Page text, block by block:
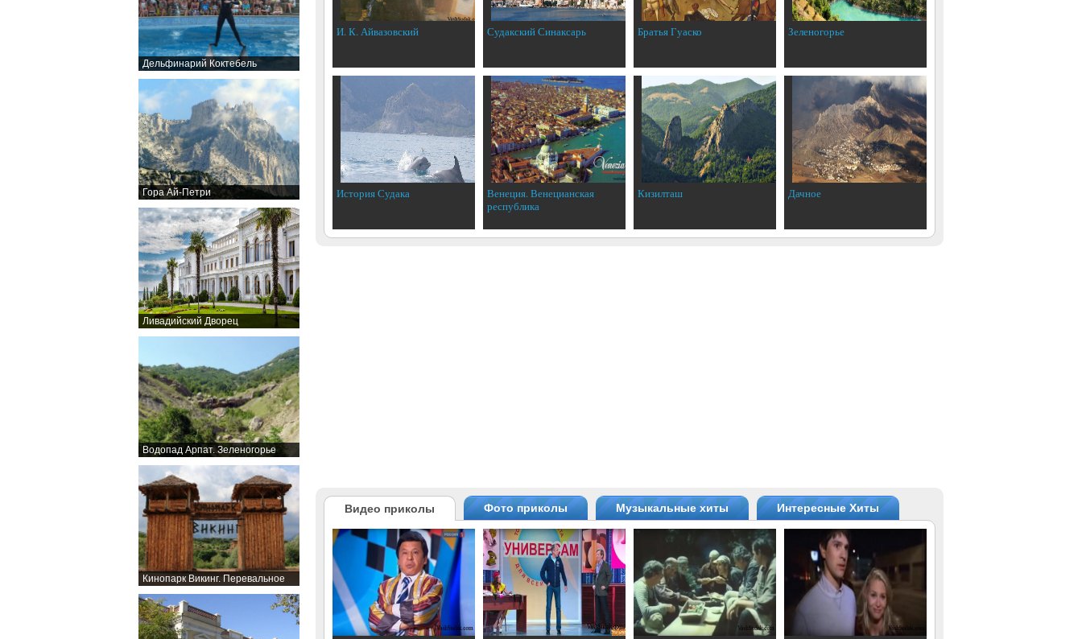
Дельфинарий Коктебель
Гора Ай-Петри
Ливадийский Дворец
Водопад Арпат. Зеленогорье
Кинопарк Викинг. Перевальное
И. К. Айвазовский Судакский Синаксарь Братья Гуаско Зеленогорье
История Судака
Венеция. Венецианская
республика
Кизилташ Дачное
Видео приколы Фото приколы Музыкальные хиты Интересные Хиты